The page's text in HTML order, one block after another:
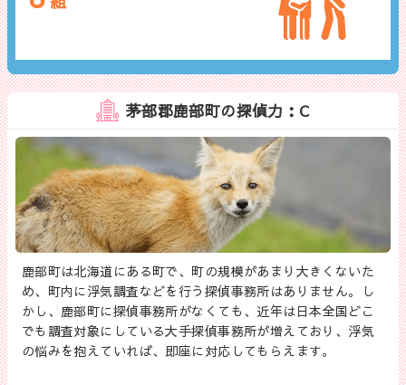
茅部郡鹿部町の探偵力：C
鹿部町は北海道にある町で、町の規模があまり大きくないた
め、町内に浮気調査などを行う探偵事務所はありません。し
かし、鹿部町に探偵事務所がなくても、近年は日本全国どこ
でも調査対象にしている大手探偵事務所が増えており、浮気
の悩みを抱えていれば、即座に対応してもらえます。